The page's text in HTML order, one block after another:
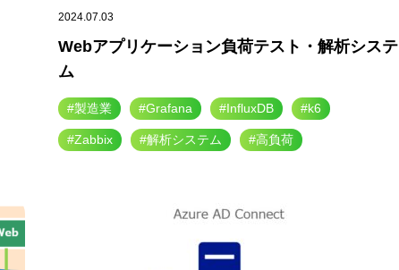
2024.07.03
Webアプリケーション負荷テスト・解析システ
ム
#製造業 #Grafana #InfluxDB #k6
#Zabbix #解析システム #高負荷